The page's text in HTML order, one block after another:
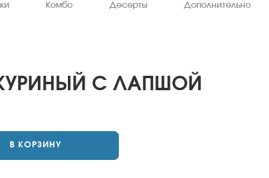
Комбо Десерты Дополнительно
С ЛАПШОЙ
В КОРЗИНУ